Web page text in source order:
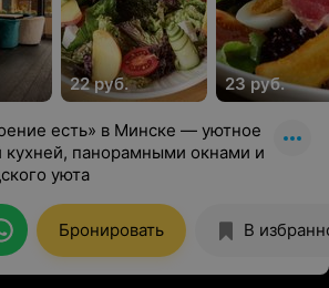
22 руб. 23 руб.
есть» в Минске — уютное
кухней, панорамными окнами и
уюта
Бронировать В